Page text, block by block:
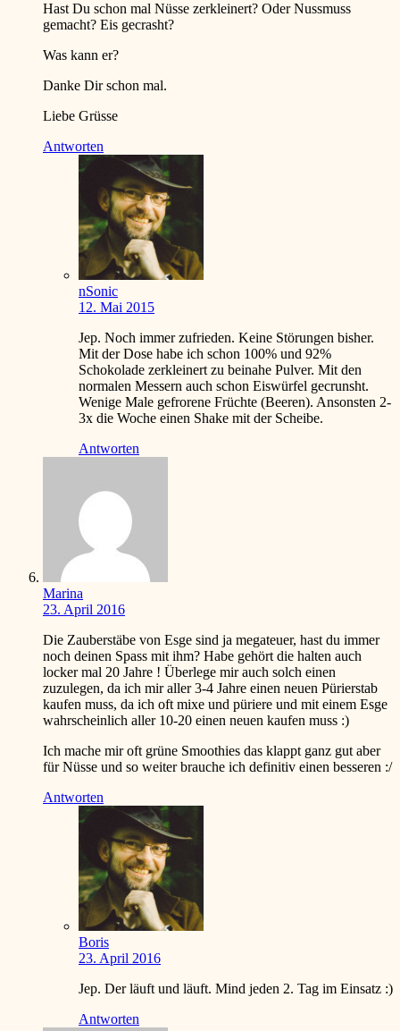
Hast Du schon mal Nüsse zerkleinert? Oder Nussmuss
gemacht? Eis gecrasht?
Was kann er?
Danke Dir schon mal.
Liebe Grüsse
Antworten
nSonic
12. Mai 2015
Jep. Noch immer zufrieden. Keine Störungen bisher.
Mit der Dose habe ich schon 100% und 92%
Schokolade zerkleinert zu beinahe Pulver. Mit den
normalen Messern auch schon Eiswürfel gecrunsht.
Wenige Male gefrorene Früchte (Beeren). Ansonsten 2-
3x die Woche einen Shake mit der Scheibe.
Antworten
Marina
23. April 2016
Die Zauberstäbe von Esge sind ja megateuer, hast du immer
noch deinen Spass mit ihm? Habe gehört die halten auch
locker mal 20 Jahre ! Überlege mir auch solch einen
zuzulegen, da ich mir aller 3-4 Jahre einen neuen Pürierstab
kaufen muss, da ich oft mixe und püriere und mit einem Esge
wahrscheinlich aller 10-20 einen neuen kaufen muss :)
Ich mache mir oft grüne Smoothies das klappt ganz gut aber
für Nüsse und so weiter brauche ich definitiv einen besseren :/
Antworten
Boris
23. April 2016
Jep. Der läuft und läuft. Mind jeden 2. Tag im Einsatz :)
Antworten